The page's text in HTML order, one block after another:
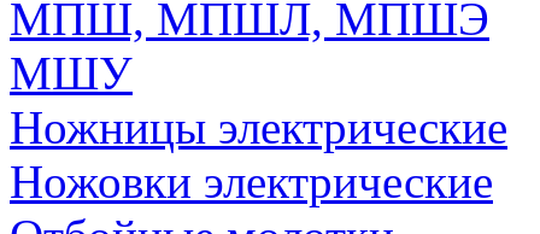
МПШ, МПШЛ, МПШЭ
МШУ
Ножницы электрические
Ножовки электрические